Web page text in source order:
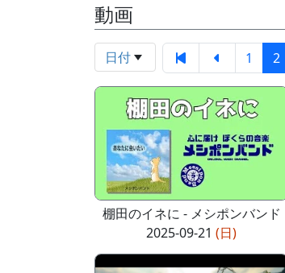
動画
日付 1 2
棚田のイネに - メシポンバンド
2025-09-21 (日)